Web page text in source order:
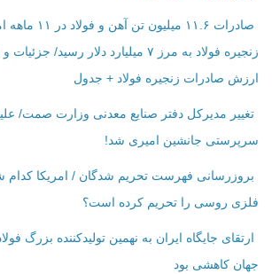
صادرات ۱۱.۶
زنجیره فولاد به مرز ۷ میلیارد دلار
ارزش صادرات زنجیره فولاد + جدول
تغییر مدیرکل دفتر صنایع معدنی وزارت صمت/
سرپرستی جانشین امیری شد!
بروزرسانی فهرست تحریم شدگان / امریکا
فلزی روسی را تحریم کرده است؟
ارتقای جایگاه ایران به نهمین تولیدکننده بزرگ
جهان کاهشی بود